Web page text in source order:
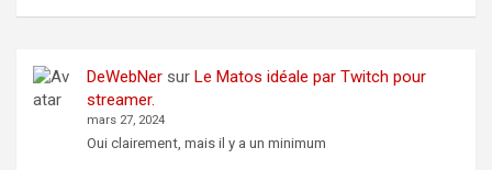
DeWebNersur Le Matos idéale par Twitch pour
streamer.
mars 27, 2024
Oui clairement, mais il y a un minimum